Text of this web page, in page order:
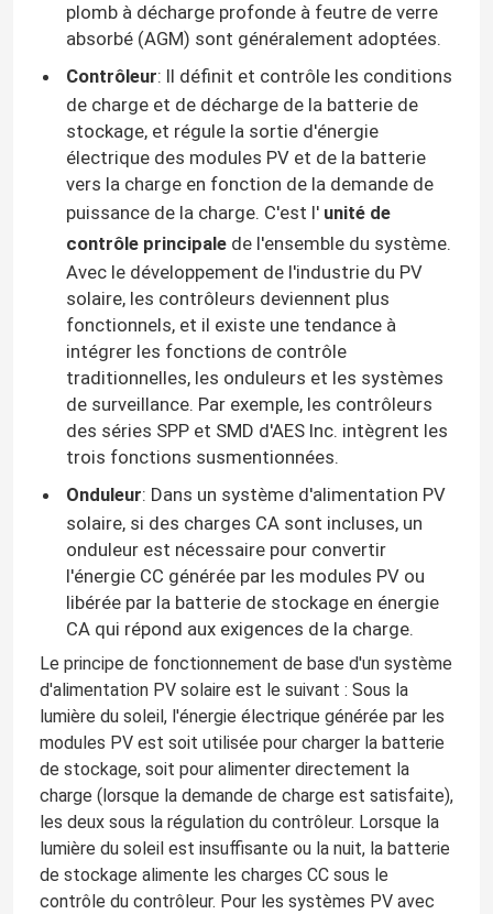
plomb à décharge profonde à feutre de verre
absorbé (AGM) sont généralement adoptées.
Contrôleur: Il définit et contrôle les conditions
de charge et de décharge de la batterie de
stockage, et régule la sortie d'énergie
électrique des modules PV et de la batterie
vers la charge en fonction de la demande de
puissance de la charge. C'est l' unité de
contrôle principalede l'ensemble du système.
Avec le développement de l'industrie du PV
solaire, les contrôleurs deviennent plus
fonctionnels, et il existe une tendance à
intégrer les fonctions de contrôle
traditionnelles, les onduleurs et les systèmes
de surveillance. Par exemple, les contrôleurs
des séries SPP et SMD d'AES Inc. intègrent les
trois fonctions susmentionnées.
Onduleur: Dans un système d'alimentation PV
solaire, si des charges CA sont incluses, un
onduleur est nécessaire pour convertir
l'énergie CC générée par les modules PV ou
libérée par la batterie de stockage en énergie
CA qui répond aux exigences de la charge.
Le principe de fonctionnement de base d'un système
d'alimentation PV solaire est le suivant : Sous la
lumière du soleil, l'énergie électrique générée par les
modules PV est soit utilisée pour charger la batterie
de stockage, soit pour alimenter directement la
charge (lorsque la demande de charge est satisfaite),
les deux sous la régulation du contrôleur. Lorsque la
lumière du soleil est insuffisante ou la nuit, la batterie
de stockage alimente les charges CC sous le
contrôle du contrôleur. Pour les systèmes PV avec